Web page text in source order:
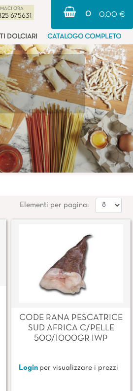
ORA
675631 0 0,00 €
DOLCIARI CATALOGO COMPLETO
Elementi per pagina:
CODE RANA PESCATRICE
SUD AFRICA C/PELLE
500/1000GR IWP
Login per visualizzare i prezzi